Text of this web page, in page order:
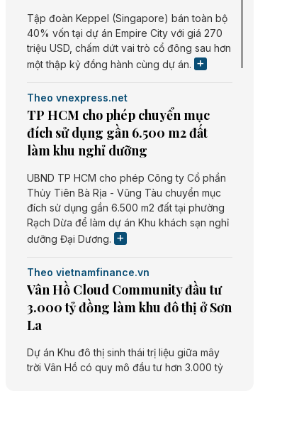
Tập đoàn Keppel (Singapore) bán toàn bộ
40% vốn tại dự án Empire City với giá 270
triệu USD, chấm dứt vai trò cổ đông sau hơn
một thập kỷ đồng hành cùng dự án.
Theo vnexpress.net
TP HCM cho phép chuyển mục
đích sử dụng gần 6.500 m2 đất
làm khu nghỉ dưỡng
UBND TP HCM cho phép Công ty Cổ phần
Thủy Tiên Bà Rịa - Vũng Tàu chuyển mục
đích sử dụng gần 6.500 m2 đất tại phường
Rạch Dừa để làm dự án Khu khách sạn nghỉ
dưỡng Đại Dương.
Theo vietnamfinance.vn
Vân Hồ Cloud Community đầu tư
3.000 tỷ đồng làm khu đô thị ở Sơn
La
Dự án Khu đô thị sinh thái trị liệu giữa mây
trời Vân Hồ có quy mô đầu tư hơn 3.000 tỷ